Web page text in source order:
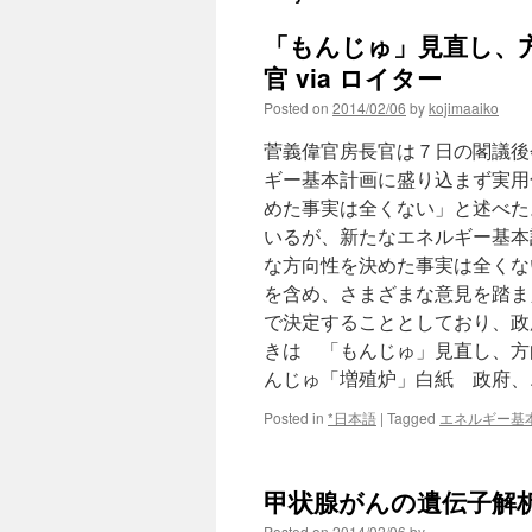
「もんじゅ」見直し
官 via ロイター
Posted on 2014/02/06 bykojimaaiko
菅義偉官房長官は７日の閣議
ギー基本計画に盛り込まず実
めた事実は全くない」と述べ
いるが、新たなエネルギー基
な方向性を決めた事実は全く
を含め、さまざまな意見を踏
で決定することとしており、
きは 「もんじゅ」見直し、
んじゅ「増殖炉」白紙 政府
Posted in *日本語 | Tagged エネルギー基
甲状腺がんの遺伝子